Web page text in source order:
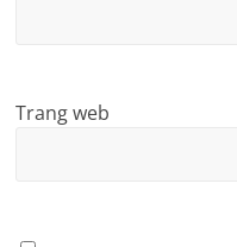
Trang web